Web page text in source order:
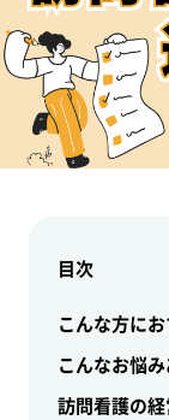
目次
こんな方に
こんなお悩
訪問看護の